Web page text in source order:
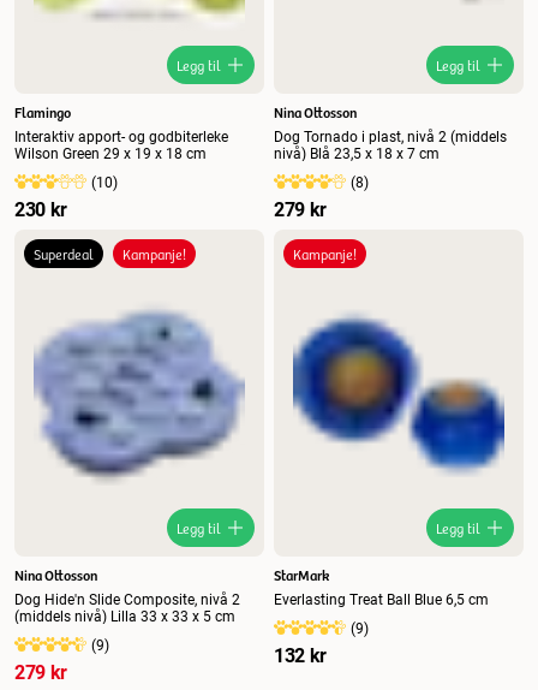
Legg til
Flamingo
Interaktiv apport- og godbiterleke
Wilson Green 29 x 19 x 18 cm
(10)
230 kr
Legg til
Nina Ottosson
Dog Tornado i plast, nivå 2 (middels
nivå) Blå 23,5 x 18 x 7 cm
(8)
279 kr
Superdeal Kampanje!
Legg til
Nina Ottosson
Dog Hide'n Slide Composite, nivå 2
(middels nivå) Lilla 33 x 33 x 5 cm
(9)
279 kr
Kampanje!
Legg til
StarMark
Everlasting Treat Ball Blue 6,5 cm
(9)
132 kr